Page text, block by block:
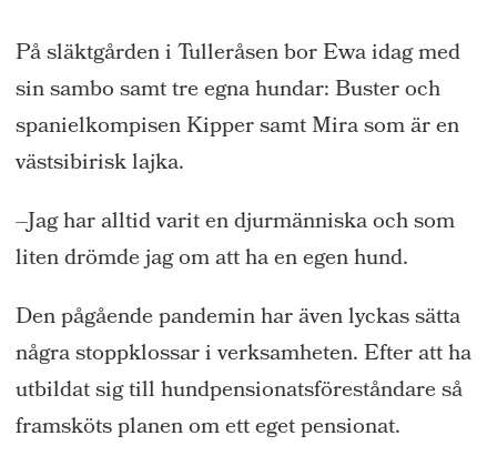
Påsläktgården i TulleråsenborEwa idagmed
sin sambosamt tre egna hundar:Buster och
spanielkompisenKippersamt Mira som är en
västsibirisklajka.
–Jag har alltid varit en djurmänniska och som
liten drömde jag om att ha enegenhund.
Den pågående pandemin har även lyckas sätta
några stoppklossar iverksamheten.Efteratt ha
utbildat sig tillhundpensionatsföreståndareså
framsköts planen omett eget pensionat.